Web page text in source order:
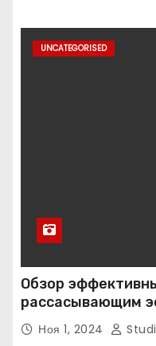
UNCATEGORISED
Обзор
рассасывающим
Ноя 1, 2024